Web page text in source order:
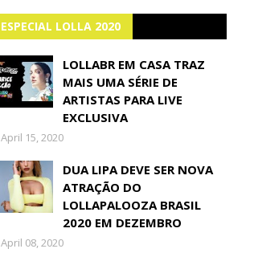
ESPECIAL LOLLA 2020
LOLLABR EM CASA TRAZ
MAIS UMA SÉRIE DE
ARTISTAS PARA LIVE
EXCLUSIVA
April 15, 2020
DUA LIPA DEVE SER NOVA
ATRAÇÃO DO
LOLLAPALOOZA BRASIL
2020 EM DEZEMBRO
April 08, 2020